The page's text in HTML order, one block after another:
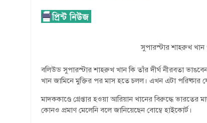
সুপারস্টার শাহরুখ খান
বলিউড সুপারস্টার শাহরুখ খান কি তাঁর দীর্ঘ নীরবতা
খান জামিনে মুক্তির পর মাস হতে চলল। এখন এটা পরিষ্কার
মাদককাণ্ডে গ্রেপ্তার হওয়া আরিয়ান খানের বিরুদ্ধে ভারতের
কোনও প্রমাণ মেলেনি বলে জানিয়েছেন বোম্বে হাইকোর্ট।